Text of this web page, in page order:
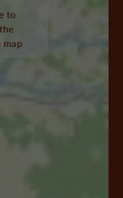
to
map